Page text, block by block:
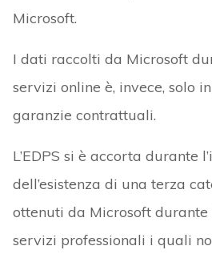
Microsoft.
I dati raccolti da Microsoft
servizi online è, invece, solo
garanzie contrattuali.
L’EDPS si è accorta durante
dell’esistenza di una terza
ottenuti da Microsoft durante
servizi professionali i quali